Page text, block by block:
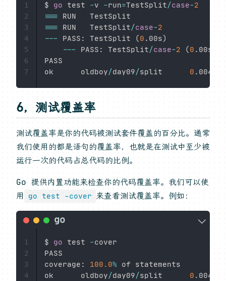
$ go test -v -run=TestSplit/case-2
===
=== RUN   TestSplit/case-2
--- PASS : TestSplit (0 . 00s)
--- PASS : TestSplit/case-2 (0 . 00s
PASS
ok      oldboy/day09/split 0 .
1
2
3
4
5
6
7
6，测试覆盖率
测试覆盖率是你的代码被测试套件覆盖的百分比。通常
我们使用的都是语句的覆盖率，也就是在测试中至少被
运行一次的代码占总代码的比例。
Go 提供内置功能来检查你的代码覆盖率。我们可以使
用
go test -cover 来查看测试覆盖率。例如：
$ go test -cover
PASS
coverage : 100.0% of statements
ok      oldboy/day09/split 0 .
1
2
3
4